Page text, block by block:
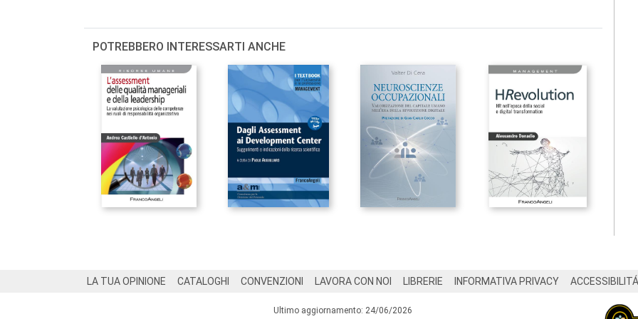
POTREBBERO INTERESSARTI ANCHE
LA TUA OPINIONE CATALOGHI CONVENZIONI LAVORA CON NOI LIBRERIE INFORMATIVA PRIVACY ACCESSIBILITÁ
Ultimo aggiornamento: 24/06/2026